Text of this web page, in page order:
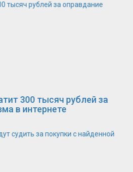
тысяч рублей за оправдание
300 тысяч рублей за
в интернете
судить за покупки с найденной